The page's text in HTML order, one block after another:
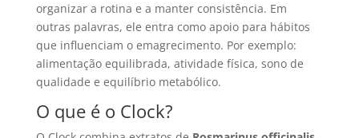
organizar a rotina e a manter consistência. Em
outras palavras, ele entra como apoio para hábitos
que influenciam o emagrecimento. Por exemplo:
alimentação equilibrada, atividade física, sono de
qualidade e equilíbrio metabólico.
O que é o Clock?